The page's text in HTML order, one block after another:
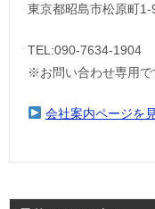
東京都昭島市松原町1-
TEL:090-7634-1904
※お問い合わせ専用で
会社案内ページを